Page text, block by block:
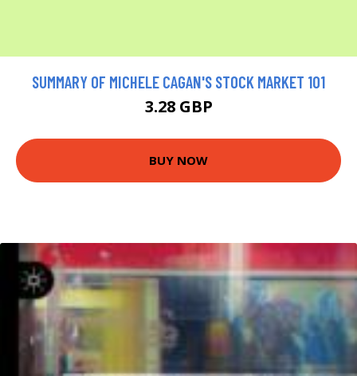
SUMMARY OF MICHELE CAGAN'S STOCK MARKET 101
3.28 GBP
BUY NOW